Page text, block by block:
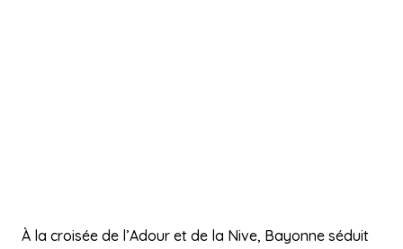
À la croisée de l’Adour et de la Nive, Bayonne séduit